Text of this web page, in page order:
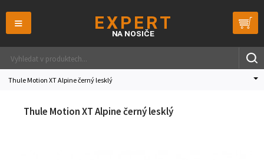
≡
Thule Motion XT Alpine černý lesklý
Thule Motion XT Alpine černý lesklý